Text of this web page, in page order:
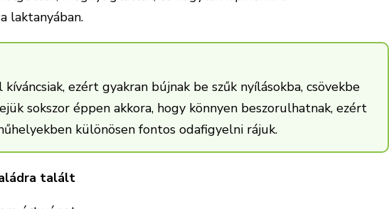
laktanyában.
ezért gyakran bújnak be szűk nyílásokba, csövekbe
sokszor éppen akkora, hogy könnyen beszorulhatnak, ezért
különösen fontos odafigyelni rájuk.
talált